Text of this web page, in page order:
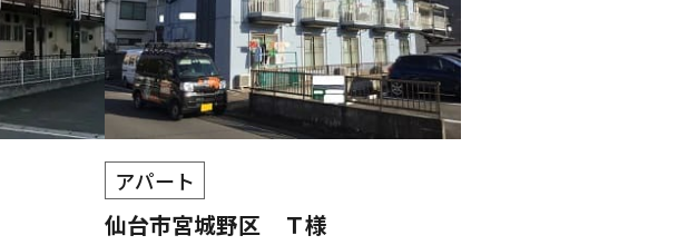
アパート
仙台市宮城野区 Ｔ様